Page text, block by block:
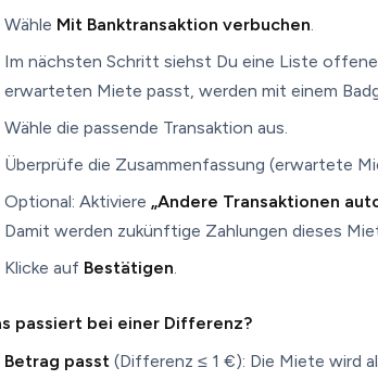
Wähle Mit Banktransaktion verbuchen.
Im nächsten Schritt siehst Du eine Liste
erwarteten Miete passt, werden mit einem
Wähle die passende Transaktion aus.
Überprüfe die Zusammenfassung (erwartete
Optional: Aktiviere „Andere Transaktionen
Damit werden zukünftige Zahlungen dieses
Klicke auf Bestätigen.
passiert bei einer Differenz?
Betrag passt (Differenz ≤ 1 €): Die Miete wird